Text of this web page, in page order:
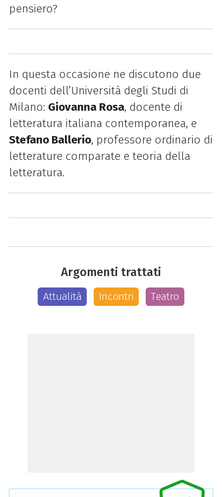
pensiero?
In questa occasione ne discutono due
docenti dell’Università degli Studi di
Milano: Giovanna Rosa, docente di
letteratura italiana contemporanea, e
Stefano Ballerio, professore ordinario di
letterature comparate e teoria della
letteratura.
Argomenti trattati
Attualità Incontri Teatro